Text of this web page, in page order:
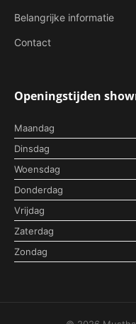
Belangrijke informatie
Contact
Openingstijden
Maandag
Dinsdag
Woensdag
Donderdag
Vrijdag
Zaterdag
Zondag